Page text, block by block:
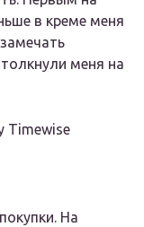
в креме меня
меня на
Timewise
На